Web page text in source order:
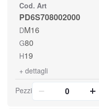
Cod. Art
PD6S708002000
DM16
G80
H19
+ dettagli
Pezzi